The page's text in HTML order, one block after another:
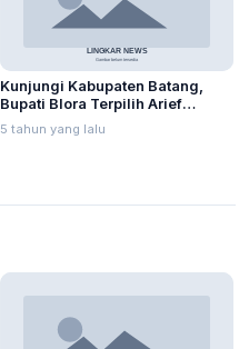
Kunjungi Kabupaten Batang,
Bupati Blora Terpilih Arief
Rohman Ingin Hadirkan Mall
Pelayanan Publik
5 tahun yang lalu